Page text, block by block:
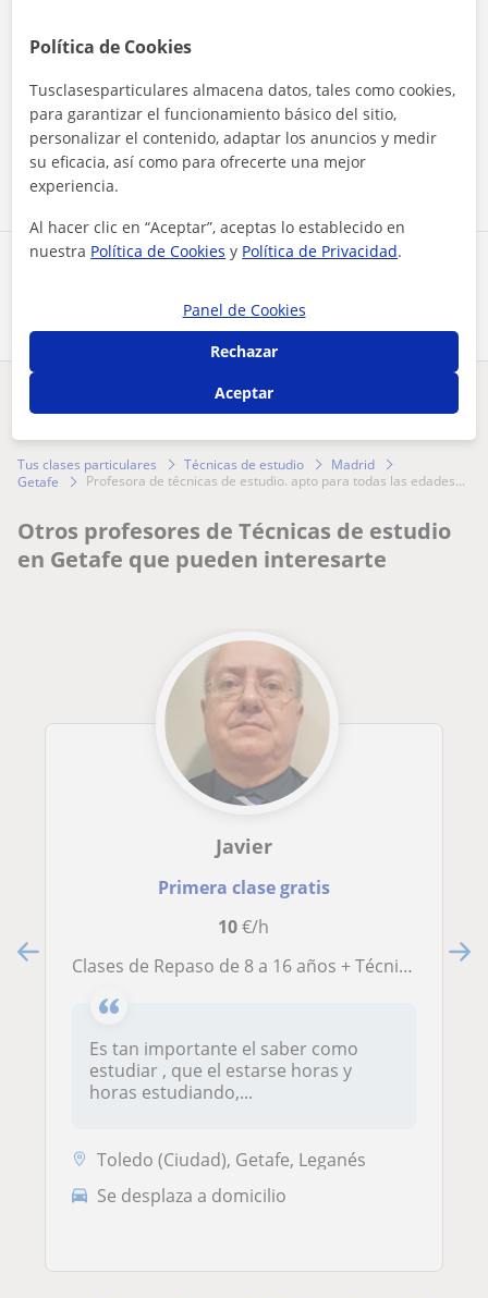
Al hacer clic, aceptas nuestroaviso legaly deprivacidad
Contactar ahora
¿Hay algún error en este perfil?
Tus clases particulares Técnicas de estudio
Madrid
Getafe
profesora de técnicas de estudio. apto para todas las edades...
Otros profesores de Técnicas de estudio
en Getafe que pueden interesarte
Javier
Primera clase gratis
10€/h
Clases de Repaso de 8 a 16 años + Técnicas de Estudio
Es tan importante el saber como
estudiar , que el estarse horas y
horas estudiando,...
Toledo (Ciudad), Getafe, Leganés
Se desplaza a domicilio
Política de Cookies
Tusclasesparticulares almacena datos, tales como cookies,
para garantizar el funcionamiento básico del sitio,
personalizar el contenido, adaptar los anuncios y medir
su eficacia, así como para ofrecerte una mejor
experiencia.
Al hacer clic en “Aceptar”, aceptas lo establecido en
nuestra Política de Cookies y Política de Privacidad.
Panel de Cookies
Rechazar
Aceptar